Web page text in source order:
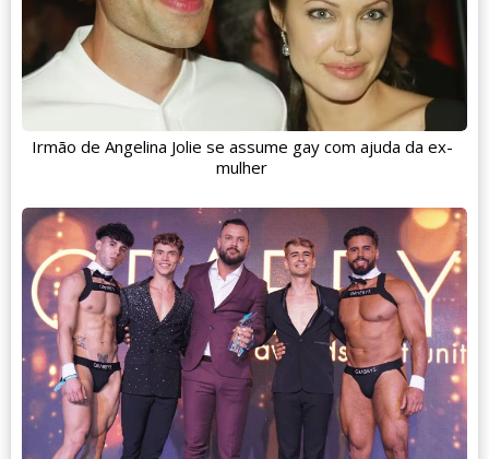
Irmão de Angelina Jolie se assume gay com ajuda da ex-
mulher